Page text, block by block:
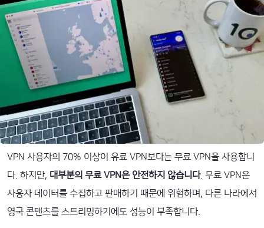
VPN 사용자의 70% 이상이 유료 VPN보다는 무료 VPN을 사용합니
다. 하지만, 대부분의 무료 VPN은 안전하지 않습니다. 무료 VPN은
사용자 데이터를 수집하고 판매하기 때문에 위험하며, 다른 나라에서
영국 콘텐츠를 스트리밍하기에도 성능이 부족합니다.